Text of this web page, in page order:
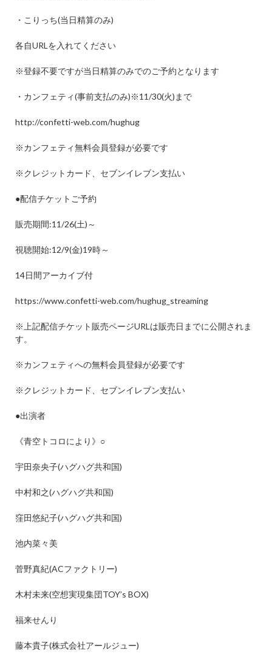
・こりっち(当日精算のみ)
各自URL を入れてください
※登録不要ですが当日精算のみでのご予約となります
・カンフェティ(事前支払のみ)※11/30(火) まで
http://confetti-web.com/hughug
※カンフェティ無料会員登録が必要です
※クレジットカード、セブンイレブン支払い
●配信チケットご予約
販売期間:11/26(土) ～
視聴開始:12/9(金)19時～
14日間アーカイブ付
https://www.confetti-web.com/hughug_streaming
※ 上記配信チケット販売ページURL は販売日までに公開されま
す。
※カンフェティへの無料会員登録が必要です
※クレジットカード、セブンイレブン支払い
●出演者
《青空トコロにより》 ○
宇田奈央子(ハグハグ共和国)
中村和之(ハグハグ共和国)
窪田悠紀子(ハグハグ共和国)
池内菜々美
菅野真紀(ACファクトリー)
木村未来(空想実現集団TOY’s BOX)
福来せんり
藤本貴子(株式会社アールジュー)